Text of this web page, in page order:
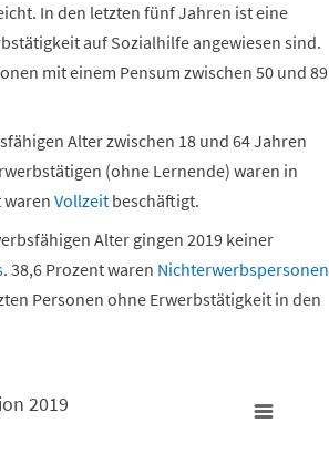
In den letzten fünf Jahren ist eine
auf Sozialhilfe angewiesen sind.
mit einem Pensum zwischen 50 und 89
Alter zwischen 18 und 64 Jahren
(ohne Lernende) waren in
waren Vollzeit beschäftigt.
Alter gingen 2019 keiner
. 38,6 Prozent waren Nichterwerbspersonen
Personen ohne Erwerbstätigkeit in den
2019